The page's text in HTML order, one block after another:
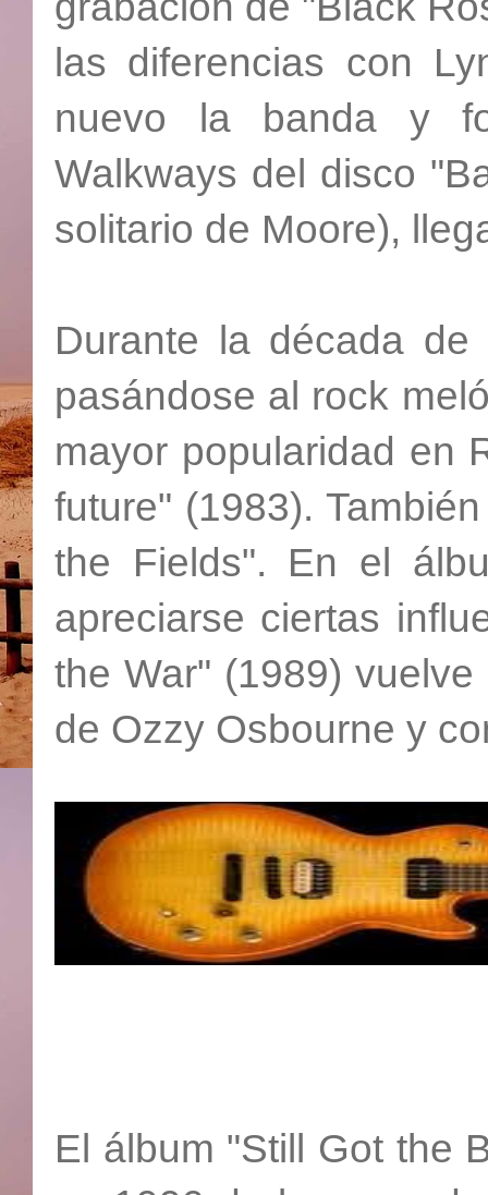
las diferencias con
nuevo la banda y
Walkways del disco
solitario de Moore),
Durante la década
pasándose al rock
mayor popularidad en
future" (1983).
the Fields". En el
apreciarse ciertas
the War" (1989)
de Ozzy Osbourne y
El álbum "Still Got the